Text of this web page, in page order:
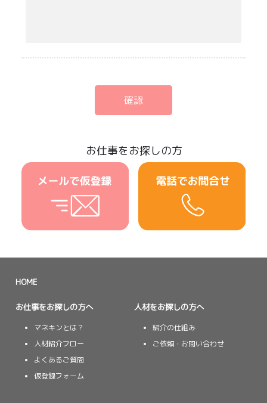
お仕事をお探しの方
HOME
お仕事をお探しの方へ
マネキンとは？
人材紹介フロー
よくあるご質問
仮登録フォーム
人材をお探しの方へ
紹介の仕組み
ご依頼・お問い合わせ